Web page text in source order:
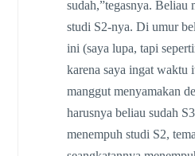
sudah,”tegasnya. Beliau
studi S2-nya. Di umur
ini (saya lupa, tapi
karena saya ingat waktu
manggut menyamakan
harusnya beliau sudah
menempuh studi S2,